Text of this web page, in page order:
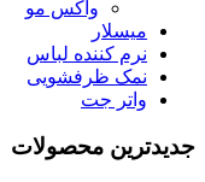
واکس مو
میسلار
نرم کننده لباس
نمک ظرفشویی
واتر جت
جدیدترین محصولات